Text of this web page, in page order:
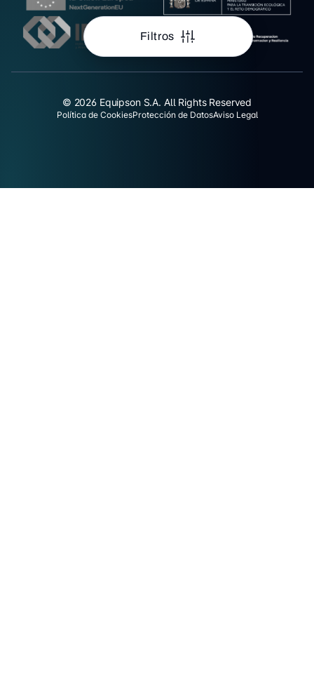
Filtros
© 2026 Equipson S.A. All Rights Reserved
Política de CookiesProtección de DatosAviso Legal